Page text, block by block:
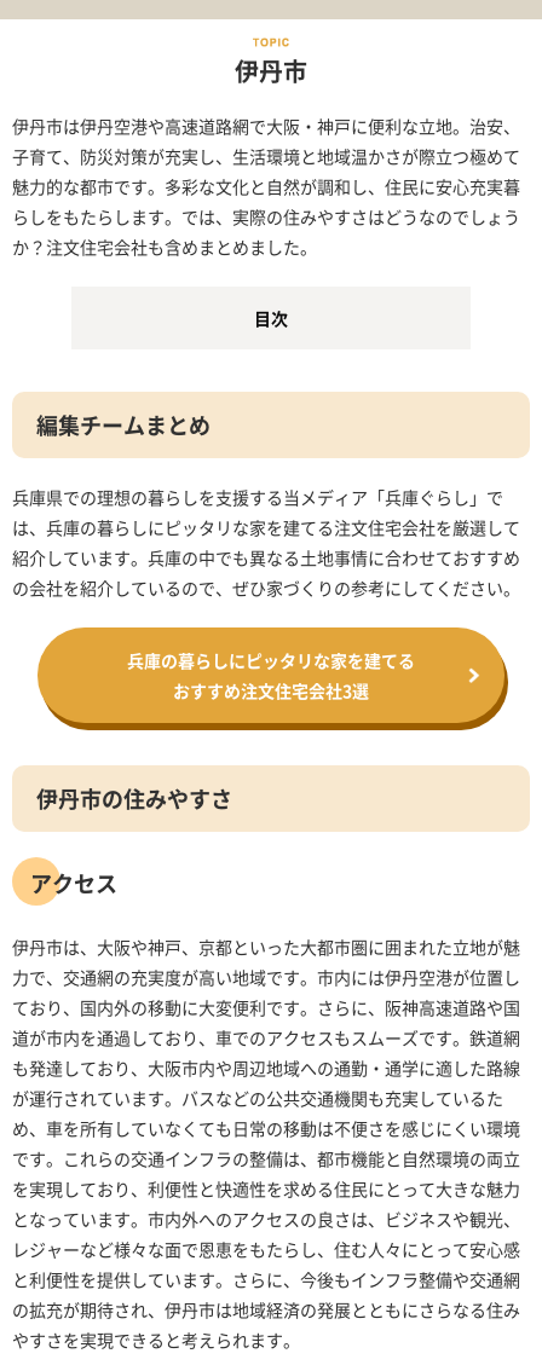
伊丹市
伊丹市は伊丹空港や高速道路網で大阪・神戸に便利な立地。治安、
子育て、防災対策が充実し、生活環境と地域温かさが際立つ極めて
魅力的な都市です。多彩な文化と自然が調和し、住民に安心充実暮
らしをもたらします。では、実際の住みやすさはどうなのでしょう
か？注文住宅会社も含めまとめました。
目次
編集チームまとめ
兵庫県での理想の暮らしを支援する当メディア「兵庫ぐらし」で
は、兵庫の暮らしにピッタリな家を建てる注文住宅会社を厳選して
紹介しています。兵庫の中でも異なる土地事情に合わせておすすめ
の会社を紹介しているので、ぜひ家づくりの参考にしてください。
兵庫の暮らしにピッタリな家を建てる
おすすめ注文住宅会社3選
伊丹市の住みやすさ
アクセス
伊丹市は、大阪や神戸、京都といった大都市圏に囲まれた立地が魅
力で、交通網の充実度が高い地域です。市内には伊丹空港が位置し
ており、国内外の移動に大変便利です。さらに、阪神高速道路や国
道が市内を通過しており、車でのアクセスもスムーズです。鉄道網
も発達しており、大阪市内や周辺地域への通勤・通学に適した路線
が運行されています。バスなどの公共交通機関も充実しているた
め、車を所有していなくても日常の移動は不便さを感じにくい環境
です。これらの交通インフラの整備は、都市機能と自然環境の両立
を実現しており、利便性と快適性を求める住民にとって大きな魅力
となっています。市内外へのアクセスの良さは、ビジネスや観光、
レジャーなど様々な面で恩恵をもたらし、住む人々にとって安心感
と利便性を提供しています。さらに、今後もインフラ整備や交通網
の拡充が期待され、伊丹市は地域経済の発展とともにさらなる住み
やすさを実現できると考えられます。